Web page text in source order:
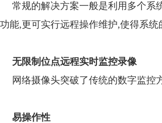
常规的解决方案一般是利用多个系
功能,更可实行远程操作维护,使得系统
无限制位点远程实时监控录像
网络摄像头突破了传统的数字监控
易操作性